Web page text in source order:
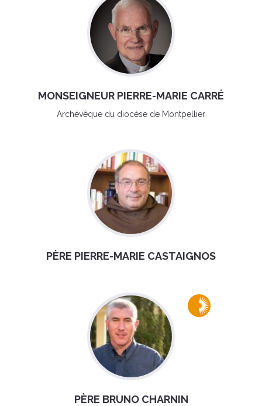
MONSEIGNEUR PIERRE-MARIE CARRÉ
Archévêque du diocèse de Montpellier
PÈRE PIERRE-MARIE CASTAIGNOS
PÈRE BRUNO CHARNIN